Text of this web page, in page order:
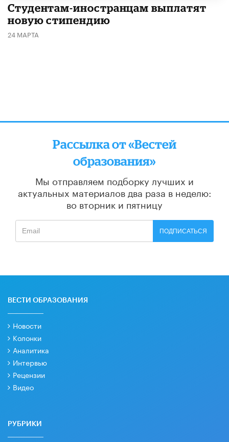
Студентам-иностранцам выплатят
новую стипендию
24 МАРТА
Рассылка от «Вестей
образования»
Мы отправляем подборку лучших и
актуальных материалов два раза в неделю:
во вторник и пятницу
ПОДПИСАТЬСЯ
ВЕСТИ ОБРАЗОВАНИЯ
Новости
Колонки
Аналитика
Интервью
Рецензии
Видео
РУБРИКИ